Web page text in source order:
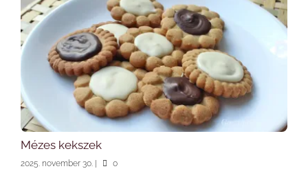
Mézes kekszek
2025. november 30. 0